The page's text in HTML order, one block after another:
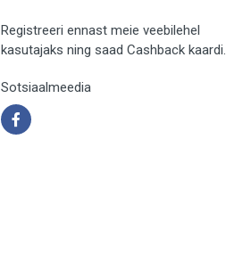
Registreeri ennast meie veebilehel
kasutajaks ning saad Cashback kaardi.
Sotsiaalmeedia